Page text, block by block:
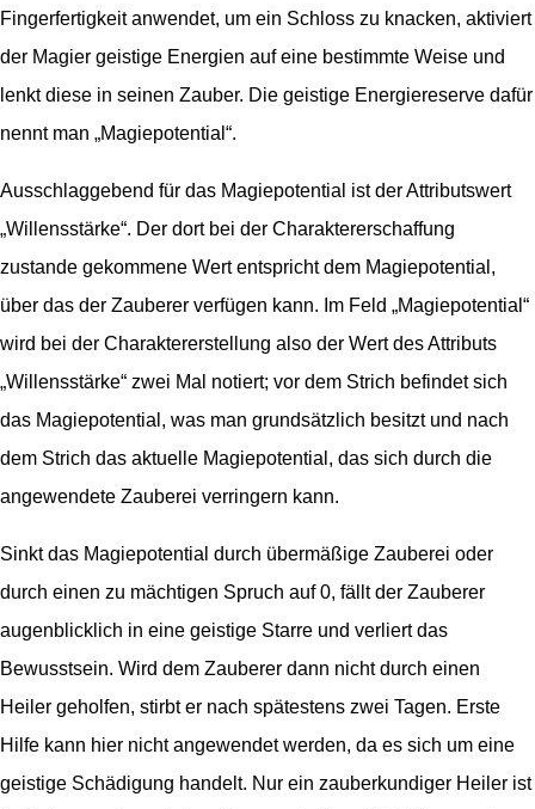
Fingerfertigkeit anwendet, um ein Schloss zu knacken, aktiviert
der Magier geistige Energien auf eine bestimmte Weise und
lenkt diese in seinen Zauber. Die geistige Energiereserve dafür
nennt man „Magiepotential“.
Ausschlaggebend für das Magiepotential ist der Attributswert
„Willensstärke“. Der dort bei der Charaktererschaffung
zustande gekommene Wert entspricht dem Magiepotential,
über das der Zauberer verfügen kann. Im Feld „Magiepotential“
wird bei der Charaktererstellung also der Wert des Attributs
„Willensstärke“ zwei Mal notiert; vor dem Strich befindet sich
das Magiepotential, was man grundsätzlich besitzt und nach
dem Strich das aktuelle Magiepotential, das sich durch die
angewendete Zauberei verringern kann.
Sinkt das Magiepotential durch übermäßige Zauberei oder
durch einen zu mächtigen Spruch auf 0, fällt der Zauberer
augenblicklich in eine geistige Starre und verliert das
Bewusstsein. Wird dem Zauberer dann nicht durch einen
Heiler geholfen, stirbt er nach spätestens zwei Tagen. Erste
Hilfe kann hier nicht angewendet werden, da es sich um eine
geistige Schädigung handelt. Nur ein zauberkundiger Heiler ist